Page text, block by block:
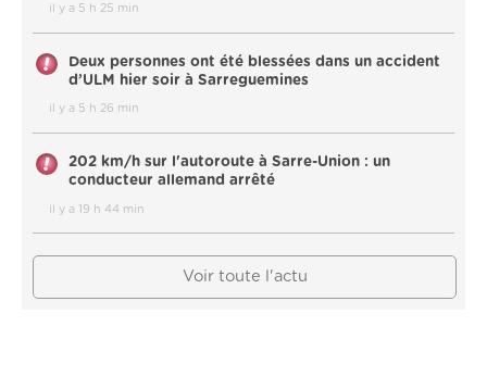
il y a 5 h 25 min
Deux personnes ont été blessées dans un accident
d’ULM hier soir à Sarreguemines
il y a 5 h 26 min
202 km/h sur l'autoroute à Sarre-Union : un
conducteur allemand arrêté
il y a 19 h 44 min
Voir toute l'actu